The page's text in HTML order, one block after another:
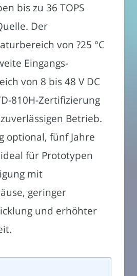
bis zu 36 TOPS
Der
von ?25 °C
Eingangs­
von 8 bis 48 V DC
810H-Zertifizierung
Betrieb.
optional, fünf Jahre
für Prototypen
mit
geringer
und erhöhter